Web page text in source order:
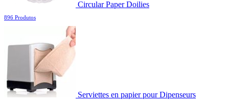
Circular Paper Doilies
896 Produtos
Serviettes en papier pour Dipenseurs